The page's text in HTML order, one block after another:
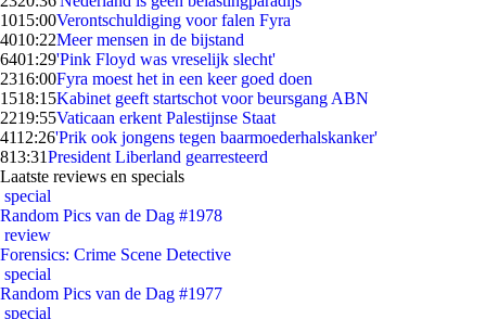
1015:00Verontschuldiging voor falen Fyra
4010:22Meer mensen in de bijstand
6401:29'Pink Floyd was vreselijk slecht'
2316:00Fyra moest het in een keer goed doen
1518:15Kabinet geeft startschot voor beursgang ABN
2219:55Vaticaan erkent Palestijnse Staat
4112:26'Prik ook jongens tegen baarmoederhalskanker'
813:31President Liberland gearresteerd
Laatste reviews en specials
special
Random Pics van de Dag #1978
review
Forensics: Crime Scene Detective
special
Random Pics van de Dag #1977
special